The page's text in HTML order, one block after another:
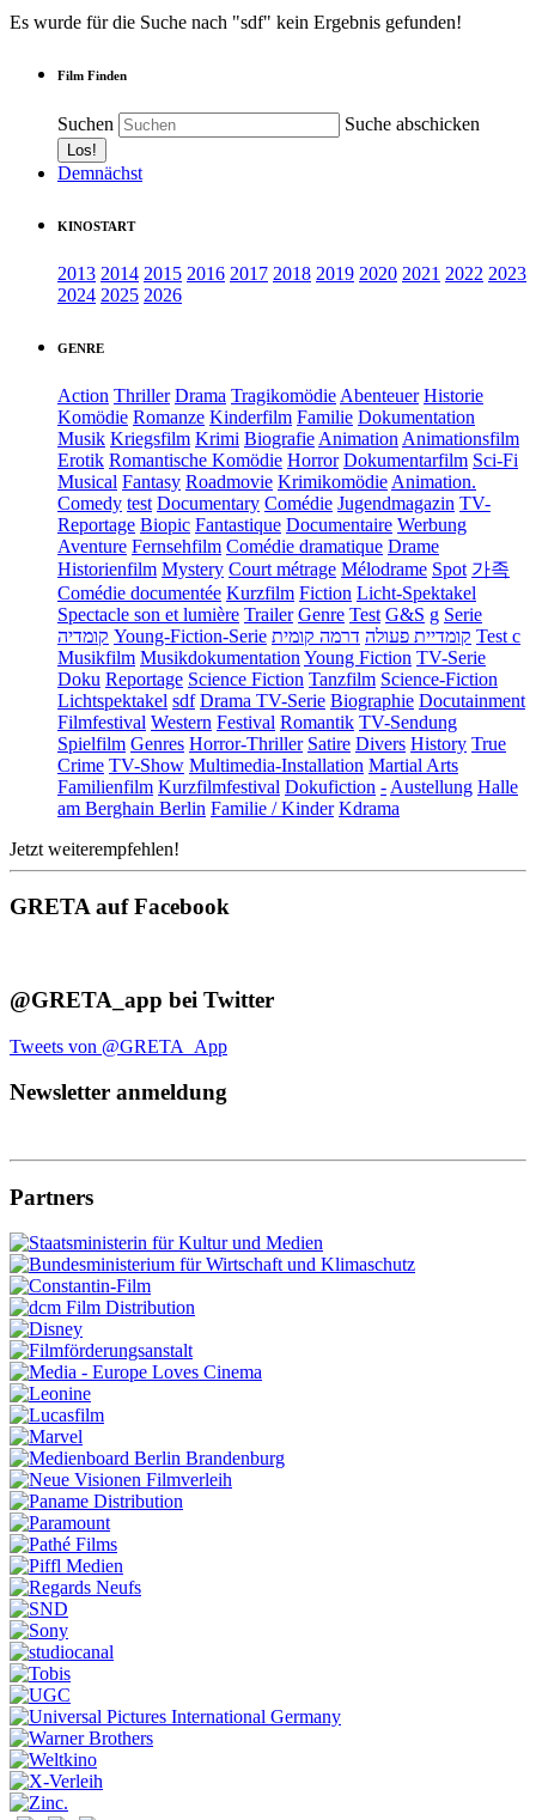
Es wurde für die Suche nach "sdf" kein Ergebnis gefunden!
Film Finden
Suchen Suche abschicken
Demnächst
KINOSTART
2013 2014 2015 2016 2017 2018 2019 2020 2021 2022 2023
2024 2025 2026
GENRE
Action Thriller Drama Tragikomödie Abenteuer Historie
Komödie Romanze Kinderfilm Familie Dokumentation
Musik Kriegsfilm Krimi Biografie Animation Animationsfilm
Erotik Romantische Komödie Horror Dokumentarfilm Sci-Fi
Musical Fantasy Roadmovie Krimikomödie Animation.
Comedy test Documentary Comédie Jugendmagazin TV-
Reportage Biopic Fantastique Documentaire Werbung
Aventure Fernsehfilm Comédie dramatique Drame
Historienfilm Mystery Court métrage Mélodrame Spot 가족
Comédie documentée Kurzfilm Fiction Licht-Spektakel
Spectacle son et lumière Trailer Genre Test G&S g Serie
קומדיה Young-Fiction-Serie קומדיית פעולה דרמה קומית
Test c
Musikfilm Musikdokumentation Young Fiction TV-Serie
Doku Reportage Science Fiction Tanzfilm Science-Fiction
Lichtspektakel sdf Drama TV-Serie Biographie Docutainment
Filmfestival Western Festival Romantik TV-Sendung
Spielfilm Genres Horror-Thriller Satire Divers History True
Crime TV-Show Multimedia-Installation Martial Arts
Familienfilm Kurzfilmfestival Dokufiction - Austellung Halle
am Berghain Berlin Familie / Kinder Kdrama
Jetzt weiterempfehlen!
GRETA auf Facebook
@GRETA_app bei Twitter
Tweets von @GRETA_App
Newsletter anmeldung
Partners